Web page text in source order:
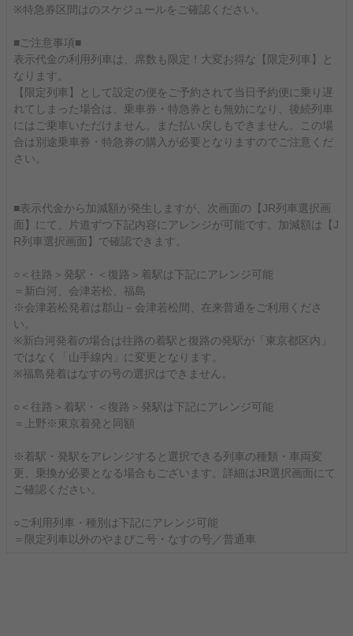
※特急券区間はのスケジュールをご確認ください。
■ご注意事項■
表示代金の利用列車は、席数も限定！大変お得な【限定列車】と
なります。
【限定列車】として設定の便をご予約されて当日予約便に乗り遅
れてしまった場合は、乗車券・特急券とも無効になり、後続列車
にはご乗車いただけません。また払い戻しもできません。この場
合は別途乗車券・特急券の購入が必要となりますのでご注意くだ
さい。
■表示代金から加減額が発生しますが、次画面の【JR列車選択画
面】にて、片道ずつ下記内容にアレンジが可能です。加減額は【J
R列車選択画面】で確認できます。
○＜往路＞発駅・＜復路＞着駅は下記にアレンジ可能
＝新白河、会津若松、福島
※会津若松発着は郡山－会津若松間、在来普通をご利用くださ
い。
※新白河発着の場合は往路の着駅と復路の発駅が「東京都区内」
ではなく「山手線内」に変更となります。
※福島発着はなすの号の選択はできません。
○＜往路＞着駅・＜復路＞発駅は下記にアレンジ可能
＝上野※東京着発と同額
※着駅・発駅をアレンジすると選択できる列車の種類・車両変
更、乗換が必要となる場合もございます。詳細はJR選択画面にて
ご確認ください。
○ご利用列車・種別は下記にアレンジ可能
＝限定列車以外のやまびこ号・なすの号／普通車